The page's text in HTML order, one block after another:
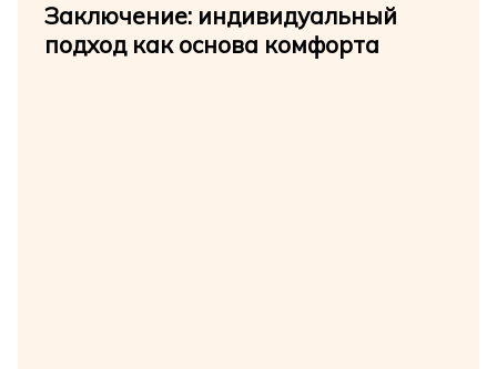
Заключение: индивидуальный
подход как основа комфорта